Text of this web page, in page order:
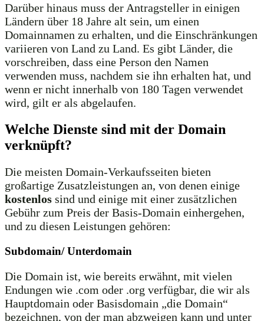
Darüber hinaus muss der Antragsteller in einigen
Ländern über 18 Jahre alt sein, um einen
Domainnamen zu erhalten, und die Einschränkungen
variieren von Land zu Land. Es gibt Länder, die
vorschreiben, dass eine Person den Namen
verwenden muss, nachdem sie ihn erhalten hat, und
wenn er nicht innerhalb von 180 Tagen verwendet
wird, gilt er als abgelaufen.
Welche Dienste sind mit der Domain
verknüpft?
Die meisten Domain-Verkaufsseiten bieten
großartige Zusatzleistungen an, von denen einige
kostenlos sind und einige mit einer zusätzlichen
Gebühr zum Preis der Basis-Domain einhergehen,
und zu diesen Leistungen gehören:
Subdomain/ Unterdomain
Die Domain ist, wie bereits erwähnt, mit vielen
Endungen wie .com oder .org verfügbar, die wir als
Hauptdomain oder Basisdomain „die Domain“
bezeichnen, von der man abzweigen kann und unter